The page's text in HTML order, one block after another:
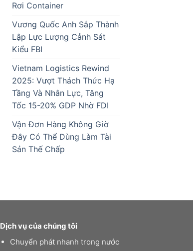
Rơi Container
Vương Quốc Anh Sắp Thành
Lập Lực Lượng Cảnh Sát
Kiểu FBI
Vietnam Logistics Rewind
2025: Vượt Thách Thức Hạ
Tầng Và Nhân Lực, Tăng
Tốc 15-20% GDP Nhờ FDI
Vận Đơn Hàng Không Giờ
Đây Có Thể Dùng Làm Tài
Sản Thế Chấp
Dịch vụ của chúng tôi
Chuyển phát nhanh trong nước